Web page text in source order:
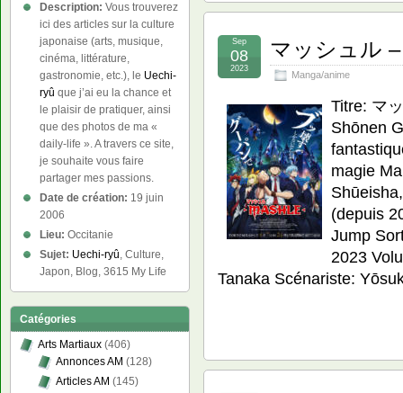
マッシュル
Manga/anime
Sep
08
2023
Titre: マ
Shōnen
magie
(depuis
Jump
2023
Tanaka Scénariste:
Description: Vous trouverez
ici des articles sur la culture
japonaise (arts, musique,
cinéma, littérature,
gastronomie, etc.), le Uechi-
ryû que j’ai eu la chance et
le plaisir de pratiquer, ainsi
que des photos de ma «
daily-life ». A travers ce site,
je souhaite vous faire
partager mes passions.
Date de création: 19 juin
2006
Lieu: Occitanie
Sujet: Uechi-ryû, Culture,
Japon, Blog, 3615 My Life
Catégories
Arts Martiaux (406)
Annonces AM (128)
Articles AM (145)